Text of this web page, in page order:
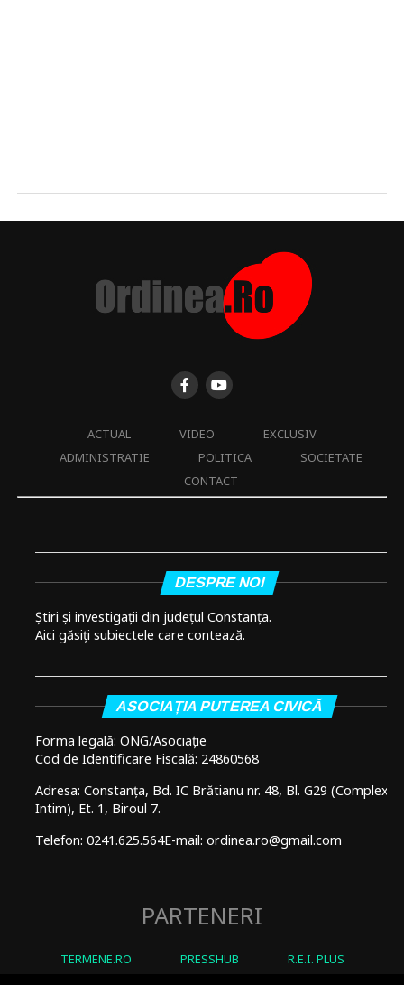
ACTUAL VIDEO
EXCLUSIV
ADMINISTRATIE
POLITICA
SOCIETATE
CONTACT
DESPRE NOI
Știri și investigații din județul Constanța.
Aici găsiți subiectele care contează.
ASOCIAȚIA PUTEREA CIVICĂ
Forma legală: ONG/Asociație
Cod de Identificare Fiscală: 24860568
Adresa: Constanța, Bd. IC Brătianu nr. 48, Bl. G29 (Complex
Intim), Et. 1, Biroul 7.
Telefon: 0241.625.564E-mail: ordinea.ro@gmail.com
PARTENERI
TERMENE.RO PRESSHUB R.E.I. PLUS